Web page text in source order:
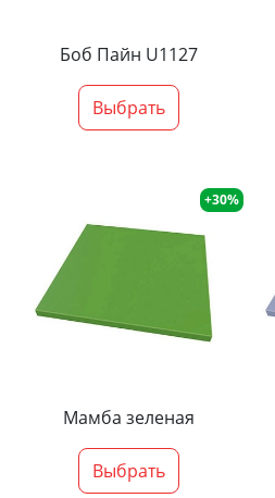
Боб Пайн U1127
Выбрать
+30%
Мамба зеленая
Выбрать